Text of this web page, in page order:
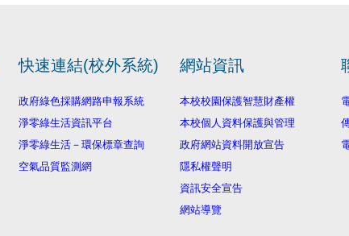
快速連結(校外系統)
政府綠色採購網路申報系統
淨零綠生活資訊平台
淨零綠生活－環保標章查詢
空氣品質監測網
網站資訊
本校校園保護智慧財產權
本校個人資料保護與管理
政府網站資料開放宣告
隱私權聲明
資訊安全宣告
網站導覽